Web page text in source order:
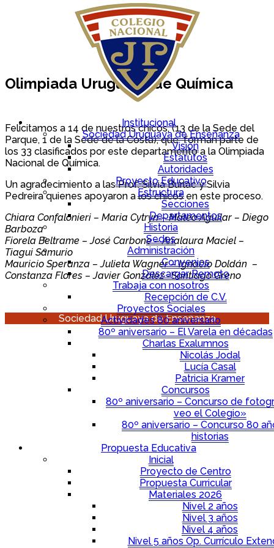
Institucional
Sociedad Uruguaya de Enseñanza
Visión
Estatutos
Autoridades
Proyecto Educativo
Estructura
Secciones
Departamentos
Historia
Sedes
Administración
Convenios
Descargar Remoto
Trabaja con nosotros
Recepción de C.V.
Proyectos Sociales
Actividades 80 aniversario
80º aniversario – El Varela en décadas
Charlas Exalumnos
Nicolás Jodal
Lucía Casal
Patricia Kramer
Concursos
80º aniversario – Concurso de
veo el Colegio»
80º aniversario – Concurso 80
historias
Propuesta Educativa
Inicial
Proyecto de Centro
Propuesta Curricular
Materiales 2026
Nivel 2 años
Nivel 3 años
Nivel 4 años
Nivel 5 años Op. Currículo
Olimpiada Uruguaya de Química
Felicitamos a 14 de nuestros chicos, (13 de la Sede del
Parque, 1 de la Sede de la Costa), que forman parte de
los 33 clasificados por este departamento a la Olimpiada
Nacional de Química.
Un agradecimiento a las Prof. Silvia Burlac y Silvia
Pedreira quienes apoyaron a los chicos en este proceso.
Chiara Confalonieri – Maria Cytryn – Mateo Aguilar – Diego
Barboza
Fiorela Beltrame – José Carbone – Analaura Maciel –
Tiagui Samurio
Mauricio Speranza – Julieta Wagner – Ignacio Doldán –
Constanza Flores – Javier González -Santiago Greno
Sociedad Uruguaya de Enseñanza